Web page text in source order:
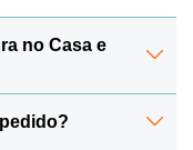
no Casa e
protegidos, a